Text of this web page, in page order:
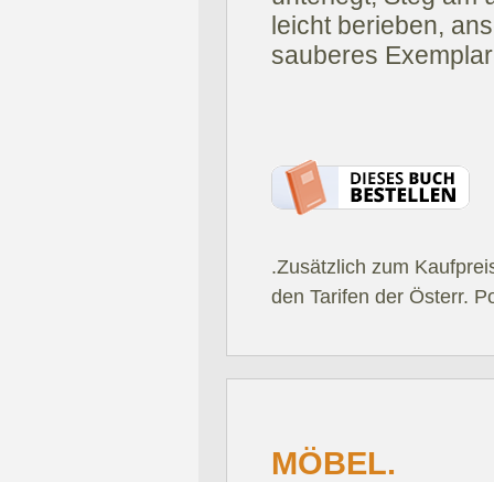
leicht berieben,
sauberes
.Zusätzlich zum
den Tarifen der Österr.
MÖBEL.